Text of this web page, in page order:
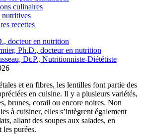
culinaires
nutritives
recettes
Ph.D., docteur en nutrition
Dt.P., Nutritionniste-Diététiste
et en fibres, les lentilles font partie des
en cuisine. Il y a plusieurs variétés,
brunes, corail ou encore noires. Non
à cuisiner, elles s’intègrent également
allant des soupes aux salades, en
les purées.